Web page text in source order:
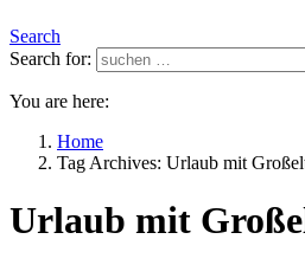
Search
Search for:
You are here:
Home
Tag Archives: Urlaub mit
Urlaub mit